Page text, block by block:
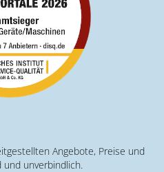
Angebote, Preise und
unverbindlich.